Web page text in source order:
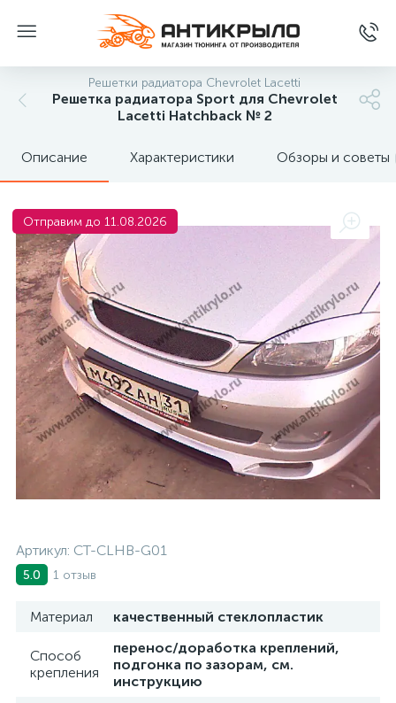
Решетки радиатора Chevrolet Lacetti
Решетка радиатора Sport для Chevrolet
Lacetti Hatchback № 2
Описание Характеристики Обзоры и советы
Отправим до 11.08.2026
Артикул: CT-CLHB-G01
5.0 1 отзыв
Материал качественный стеклопластик
Способ
крепления
перенос/доработка креплений,
подгонка по зазорам, см.
инструкцию